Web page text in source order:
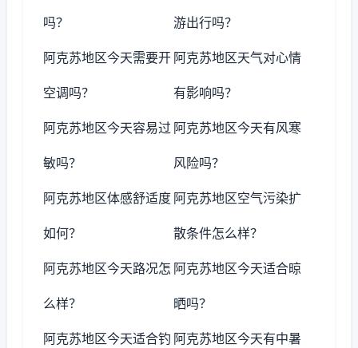
吗？ 游出行吗？
阿克苏地区今天需要开
空调吗？
阿克苏地区天气对心情
有影响吗？
阿克苏地区今天容易过
敏吗？
阿克苏地区今天有风寒
风险吗？
阿克苏地区体感舒适度
如何？
阿克苏地区空气污染扩
散条件怎么样？
阿克苏地区今天路况怎
么样？
阿克苏地区今天适合晾
晒吗？
阿克苏地区今天适合钓 阿克苏地区今天有中暑